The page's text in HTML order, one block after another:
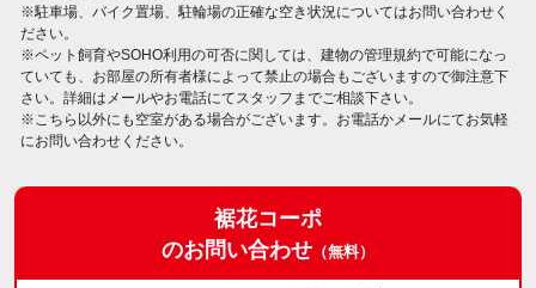
※駐車場、バイク置場、駐輪場の正確な空き状況についてはお問い合わせく
ださい。
※ペット飼育やSOHO利用の可否に関しては、建物の管理規約で可能になっ
ていても、お部屋の所有者様によって禁止の場合もございますので御注意下
さい。詳細はメールやお電話にてスタッフまでご相談下さい。
※こちら以外にも空室がある場合がございます。お電話かメールにてお気軽
にお問い合わせください。
裾花コーポ
のお問い合わせ （無料）